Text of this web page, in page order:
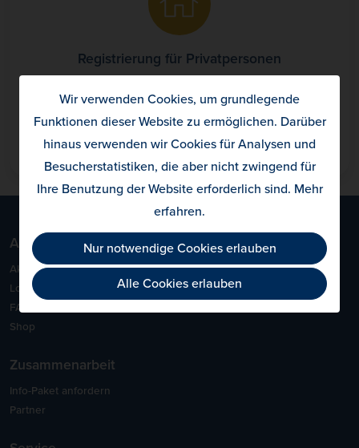
Registrierung für Privatpersonen
die erstmals eine Proben-ID aktivieren
Proben-ID aktivieren
Allergietest
Aktivierung
Login
FAQ
Shop
Zusammenarbeit
Info-Paket anfordern
Partner
Wir verwenden Cookies, um grundlegende
Funktionen dieser Website zu ermöglichen. Darüber
hinaus verwenden wir Cookies für Analysen und
Besucherstatistiken, die aber nicht zwingend für
Ihre Benutzung der Website erforderlich sind. Mehr
erfahren.
Nur notwendige Cookies erlauben
Alle Cookies erlauben